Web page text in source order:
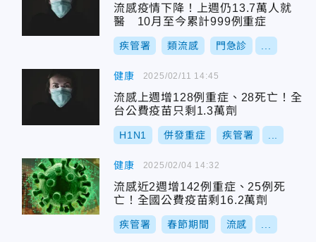
流感疫情下降！上週仍13.7萬人就
醫 10月至今累計999例重症
疾管署 類流感 門急診
健康
流感上週增128例重症、28死亡！全
台公費疫苗只剩1.3萬劑
H1N1 併發重症 疾管署
2025/02/11 14:45
健康
流感近2週增142例重症、25例死
亡！全國公費疫苗剩16.2萬劑
疾管署 春節期間 流感
2025/02/04 14:32